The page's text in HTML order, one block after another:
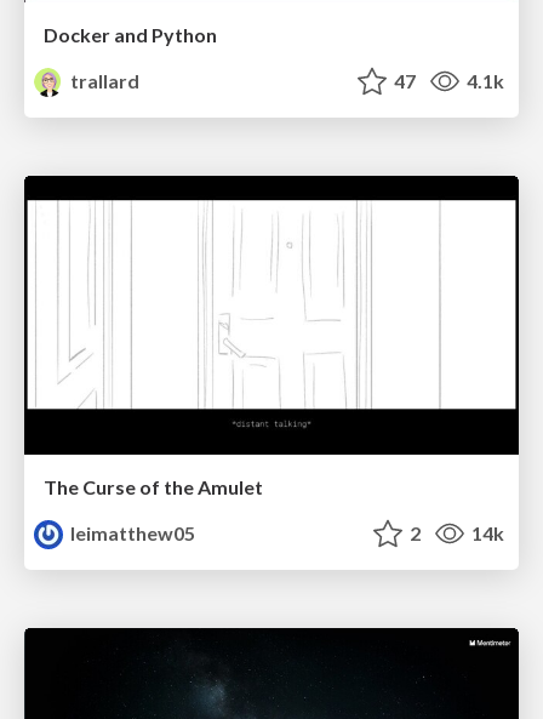
Docker and Python
trallard
47 4.1k
The Curse of the Amulet
leimatthew05
2 14k